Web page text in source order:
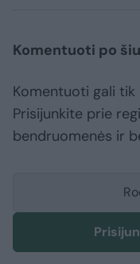
Komentuoti po
Komentuoti gali
Prisijunkite prie
bendruomenės ir